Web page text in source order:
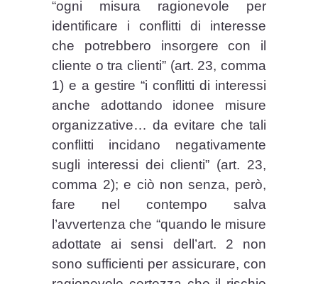
“ogni misura ragionevole per
identificare i conflitti di interesse
che potrebbero insorgere con il
cliente o tra clienti” (art. 23, comma
1) e a gestire “i conflitti di interessi
anche adottando idonee misure
organizzative… da evitare che tali
conflitti incidano negativamente
sugli interessi dei clienti” (art. 23,
comma 2); e ciò non senza, però,
fare nel contempo salva
l’avvertenza che “quando le misure
adottate ai sensi dell’art. 2 non
sono sufficienti per assicurare, con